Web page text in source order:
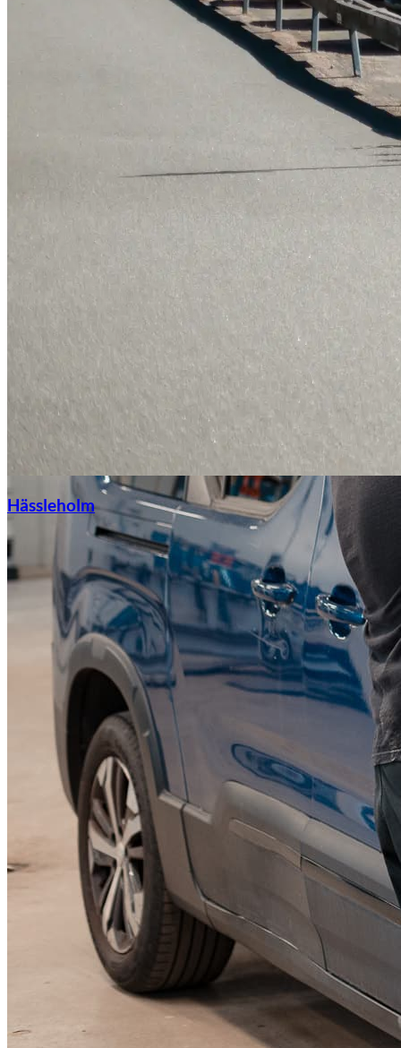
KGM Pickups
Fordonstyp
PickupTransportbilPersonbil
Visa alla fordon
Hässleholm